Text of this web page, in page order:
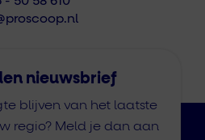
nieuwsbrief
blijven van het laatste
regio? Meld je dan aan